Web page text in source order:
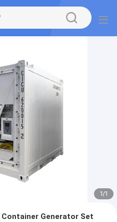
1/1
Generator Set